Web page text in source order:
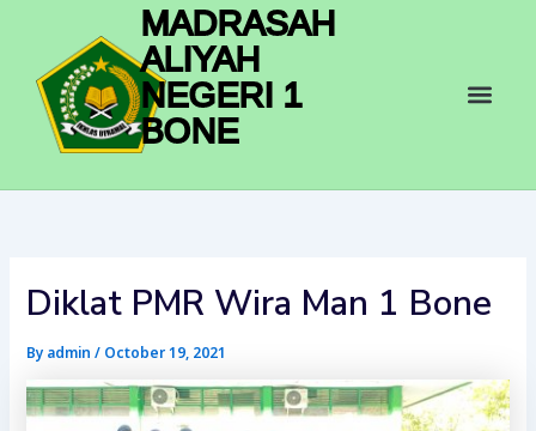
content
MADRASAH
ALIYAH
NEGERI 1
BONE
Diklat PMR Wira Man 1 Bone
By admin / October 19, 2021